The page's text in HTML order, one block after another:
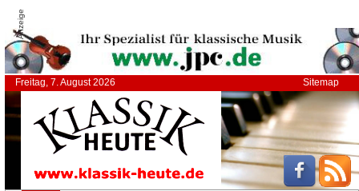
Anzeige
Freitag, 7. August 2026 Sitemap